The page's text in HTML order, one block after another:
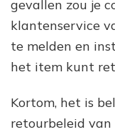
gevallen zou je
klantenservice
te melden en
het item kunt
Kortom, het is
retourbeleid